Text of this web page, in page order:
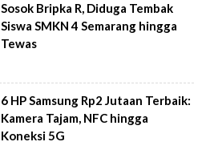
Sosok Bripka R, Diduga Tembak
Siswa SMKN 4 Semarang hingga
Tewas
6 HP Samsung Rp2 Jutaan Terbaik:
Kamera Tajam, NFC hingga
Koneksi 5G